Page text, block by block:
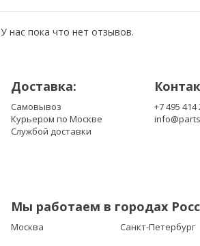
У нас пока что нет отзывов.
Доставка:
Самовывоз
Курьером по Москве
Службой доставки
+7 495 414
Мы работаем в городах
Москва Санкт-Петербург